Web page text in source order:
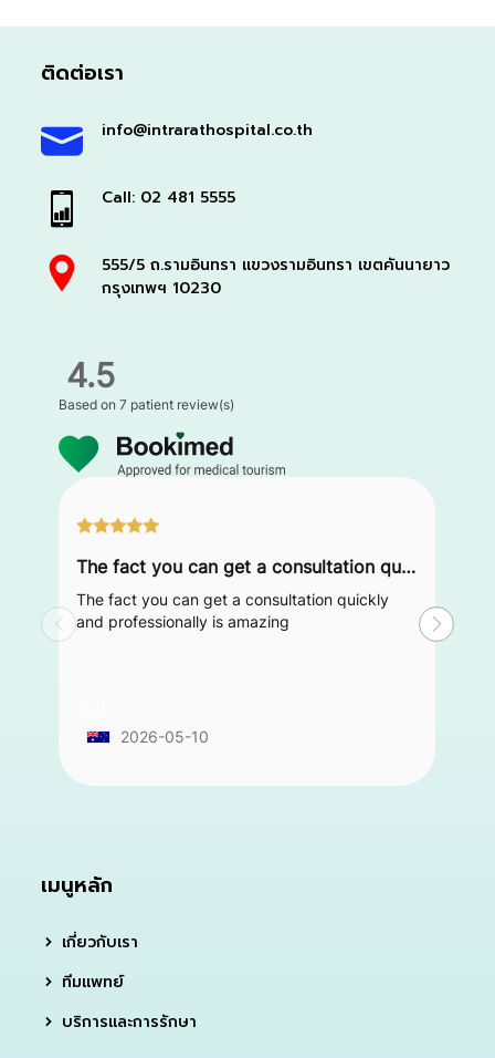
ติดต่อเรา
info@intrarathospital.co.th
Call: 02 481 5555
555/5 ถ.รามอินทรา แขวงรามอินทรา เขตคันนายาว
กรุงเทพฯ 10230
4.5
Based on7 patient review(s)
The fact you can get a consultation quickly and professionally is amazing
The fact you can get a consultation quickly
and professionally is amazing
2026-05-10
เมนูหลัก
เกี่ยวกับเรา
ทีมแพทย์
บริการและการรักษา